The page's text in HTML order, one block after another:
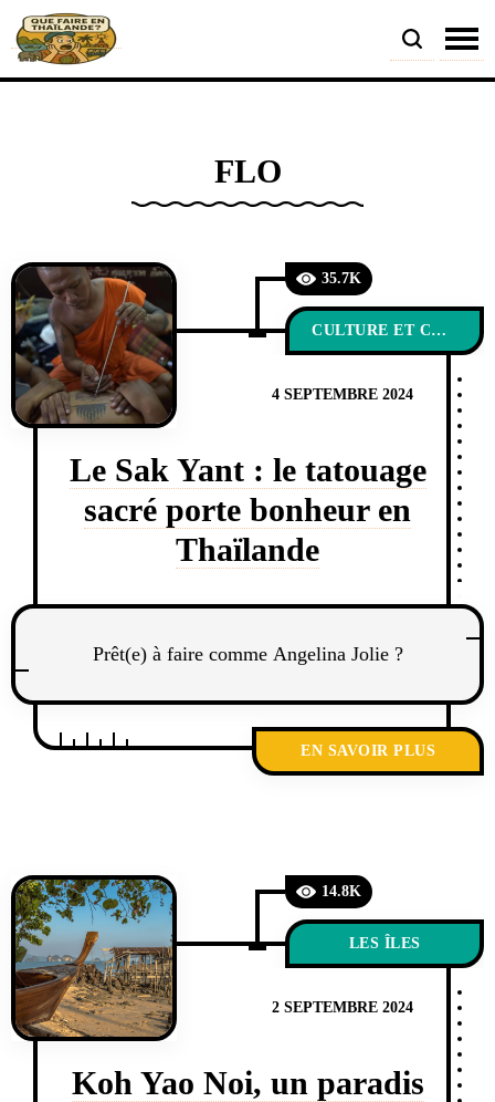
FLO
35.7K
CULTURE ET COUTUMES
4 SEPTEMBRE 2024
Le Sak Yant : le tatouage
sacré porte bonheur en
Thaïlande
Prêt(e) à faire comme Angelina Jolie ?
EN SAVOIR PLUS
14.8K
LES ÎLES
2 SEPTEMBRE 2024
Koh Yao Noi, un paradis